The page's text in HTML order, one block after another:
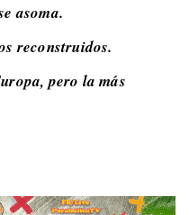
asoma.
reconstruidos.
pero la más